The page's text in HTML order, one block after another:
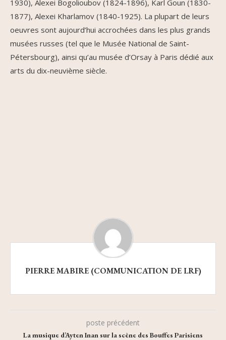
1930), Alexei Bogolioubov (1824-1896), Karl Goun (1830-
1877), Alexei Kharlamov (1840-1925). La plupart de leurs
oeuvres sont aujourd’hui accrochées dans les plus grands
musées russes (tel que le Musée National de Saint-
Pétersbourg), ainsi qu’au musée d’Orsay à Paris dédié aux
arts du dix-neuvième siècle.
PIERRE MABIRE (COMMUNICATION DE LRF)
poste précédent
La musique d’Ayten Inan sur la scène des Bouffes Parisiens